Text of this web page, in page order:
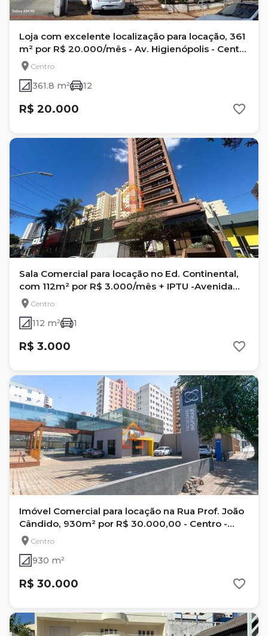
Loja com excelente localização para locação, 361
m² por R$ 20.000/mês - Av. Higienópolis - Centro
- Londrina/PR
Centro
361.8 m² 12
R$ 20.000
Sala Comercial para locação no Ed. Continental,
com 112m² por R$ 3.000/mês + IPTU -Avenida
Higienópolis- Londrina/PR
Centro
112 m² 1
R$ 3.000
Imóvel Comercial para locação na Rua Prof. João
Cândido, 930m² por R$ 30.000,00 - Centro -
Londrina Pr
Centro
930 m²
R$ 30.000